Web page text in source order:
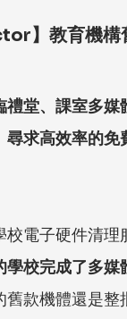
】教育機
堂、課室多
求高效率的
電子硬件清理
校完成了多
款機體還是